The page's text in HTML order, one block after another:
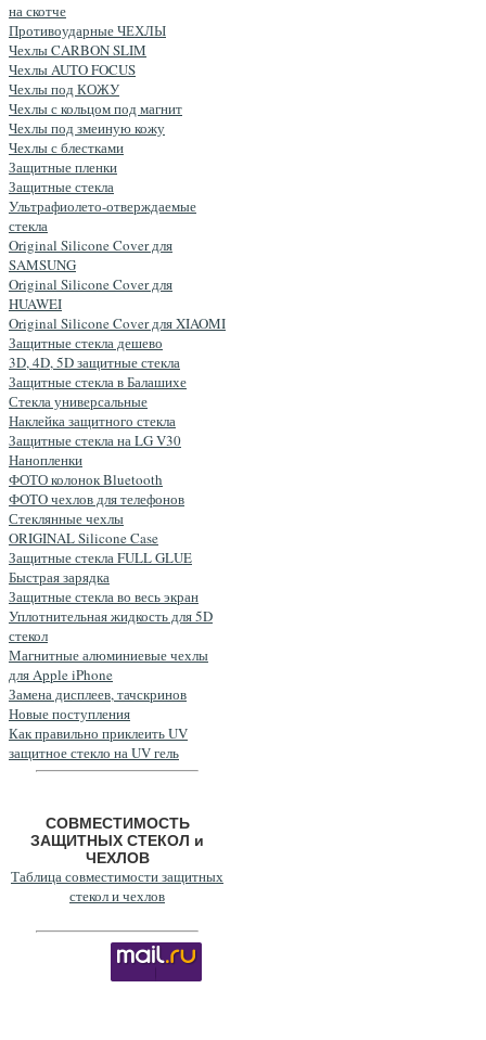
на скотче
Противоударные ЧЕХЛЫ
Чехлы CARBON SLIM
Чехлы AUTO FOCUS
Чехлы под КОЖУ
Чехлы с кольцом под магнит
Чехлы под змеиную кожу
Чехлы с блестками
Защитные пленки
Защитные стекла
Ультрафиолето-отверждаемые
стекла
Original Silicone Cover для
SAMSUNG
Original Silicone Cover для
HUAWEI
Original Silicone Cover для XIAOMI
Защитные стекла дешево
3D, 4D, 5D защитные стекла
Защитные стекла в Балашихе
Стекла универсальные
Наклейка защитного стекла
Защитные стекла на LG V30
Нанопленки
ФОТО колонок Bluetooth
ФOTO чехлов для телефонов
Стеклянные чехлы
ORIGINAL Silicone Case
Защитные стекла FULL GLUE
Быстрая зарядка
Защитные стекла во весь экран
Уплотнительная жидкость для 5D
стекол
Магнитные алюминиевые чехлы
для Apple iPhone
Замена дисплеев, тачскринов
Новые поступления
Как правильно приклеить UV
защитное стекло на UV гель
СОВМЕСТИМОСТЬ
ЗАЩИТНЫХ СТЕКОЛ и
ЧЕХЛОВ
Таблица совместимости защитных
стекол и чехлов